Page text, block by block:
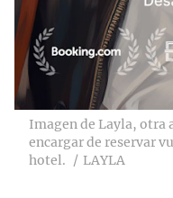
Imagen de Layla, otra
encargar de reservar
hotel.
LAYLA